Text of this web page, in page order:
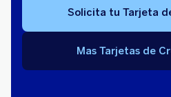
Solicita tu Tarjeta
Mas Tarjetas de